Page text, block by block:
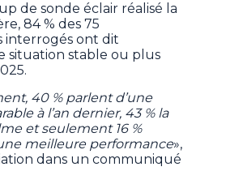
de sonde éclair réalisé la
84 % des 75
interrogés ont dit
situation stable ou plus
40 % parlent d’une
à l’an dernier, 43 % la
et seulement 16 %
meilleure performance»,
dans un communiqué